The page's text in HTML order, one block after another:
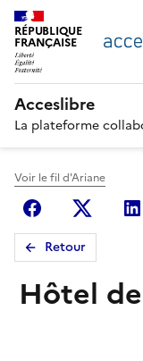
RÉPUBLIQUE
FRANÇAISE
Acceslibre
La plateforme
Voir le fil d'Ariane
FacebookX
Retour
Hôtel